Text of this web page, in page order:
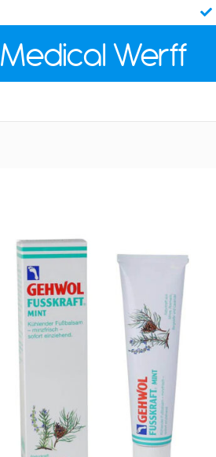
MedicalWerff